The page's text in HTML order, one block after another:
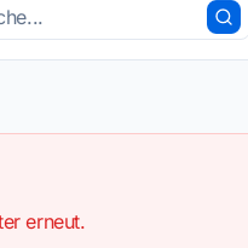
erneut.